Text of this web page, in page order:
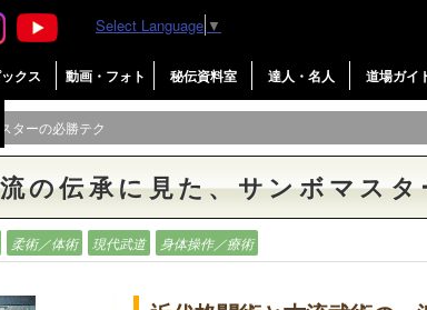
クス 動画・フォト 秘伝資料室 達人・名人 道場ガイ
Select Language ▼
ターの必勝テク
の伝承に見た、サンボマス
柔術／体術 現代武道 身体操作／療術